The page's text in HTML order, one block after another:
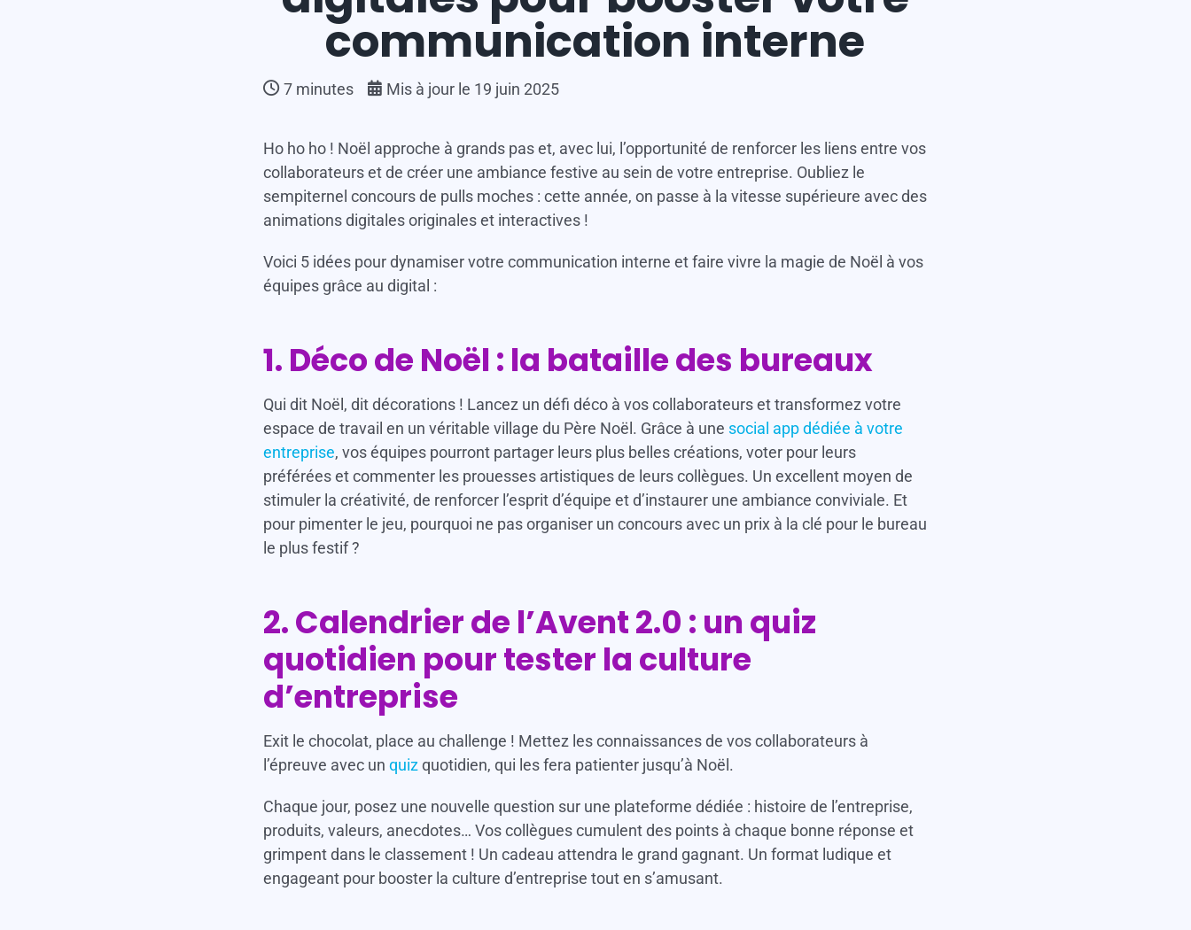
communication interne
7 minutes Mis à jour le 19 juin 2025
Ho ho ho ! Noël approche à grands pas et, avec lui, l’opportunité de renforcer les liens entre vos
collaborateurs et de créer une ambiance festive au sein de votre entreprise. Oubliez le
sempiternel concours de pulls moches : cette année, on passe à la vitesse supérieure avec des
animations digitales originales et interactives !
Voici 5 idées pour dynamiser votre communication interne et faire vivre la magie de Noël à vos
équipes grâce audigital :
1. Déco de Noël : la bataille des bureaux
Qui dit Noël, dit décorations ! Lancez un défi déco à vos collaborateurs et transformez votre
espace de travail en un véritable village du Père Noël. Grâce à une social app dédiée à votre
entreprise, vos équipes pourront partager leurs plus belles créations, voter pour leurs
préférées et commenter les prouesses artistiques de leurs collègues. Un excellent moyen de
stimuler la créativité, de renforcer l’esprit d’équipe et d’instaurer une ambiance conviviale. Et
pour pimenter le jeu, pourquoi ne pas organiser un concours avec un prix à la clé pour le bureau
le plus festif ?
2. Calendrier de l’Avent 2.0 : un quiz
quotidien pour tester la culture
d’entreprise
Exit le chocolat, place au challenge ! Mettez les connaissances de vos collaborateurs à
l’épreuve avec unquizquotidien, qui les fera patienter jusqu’à Noël.
Chaque jour, posez une nouvelle question sur une plateforme dédiée : histoire de l’entreprise,
produits, valeurs, anecdotes… Vos collègues cumulent des points à chaque bonne réponse et
grimpent dans le classement ! Un cadeau attendra le grand gagnant. Un format ludique et
engageant pour booster la culture d’entreprise tout en s’amusant.